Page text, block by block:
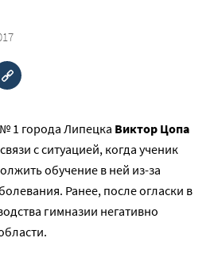
1 города Липецка Виктор Цопа
с ситуацией, когда ученик
обучение в ней из-за
Ранее, после огласки в
гимназии негативно